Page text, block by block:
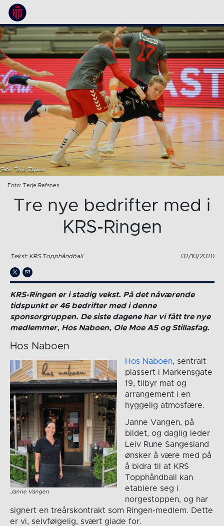
Foto: Terje Refsnes
Tre nye bedrifter med i
KRS-Ringen
Tekst: KRS Topphåndball 02/10/2020
KRS-Ringen er i stadig vekst. På det nåværende
tidspunkt er 46 bedrifter med i denne
sponsorgruppen. De siste dagene har vi fått tre nye
medlemmer, Hos Naboen, Ole Moe AS og Stillasfag.
Hos Naboen
Janne Vangen
Hos Naboen, sentralt
plassert i Markensgate
19, tilbyr mat og
arrangement i en
hyggelig atmosfære.
Janne Vangen, på
bildet, og daglig leder
Leiv Rune Sangesland
ønsker å være med på
å bidra til at KRS
Topphåndball kan
etablere seg i
norgestoppen, og har
signert en treårskontrakt som Ringen-medlem. Dette
er vi, selvfølgelig, svært glade for.